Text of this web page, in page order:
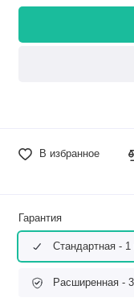
В избранное
Гарантия
Стандартная - 1
Расширенная -